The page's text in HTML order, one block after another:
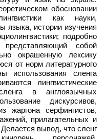
обосновании
как науки,
языка, истории изучения
подробно
собой
окрашенную лексику
от норм литературного
использования сленга
лингвистические
в англоязычных
дискурсивов,
жаргона серфингистов,
прилагательных и
вывод, что сленг